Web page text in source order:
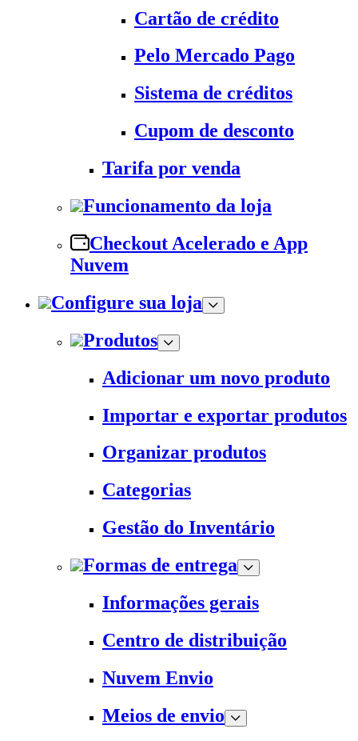
Cartão de crédito
Pelo Mercado Pago
Sistema de créditos
Cupom de desconto
Tarifa por venda
Funcionamento da loja
Checkout Acelerado e App
Nuvem
Configure sua loja
Produtos
Adicionar um novo produto
Importar e exportar produtos
Organizar produtos
Categorias
Gestão do Inventário
Formas de entrega
Informações gerais
Centro de distribuição
Nuvem Envio
Meios de envio